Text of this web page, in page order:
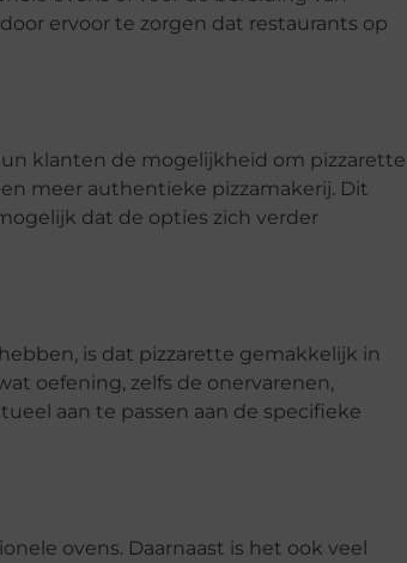
ervoor te zorgen dat restaurants op
klanten de mogelijkheid om pizzarette
meer authentieke pizzamakerij. Dit
dat de opties zich verder
is dat pizzarette gemakkelijk in
oefening, zelfs de onervarenen,
aan te passen aan de specifieke
ovens. Daarnaast is het ook veel